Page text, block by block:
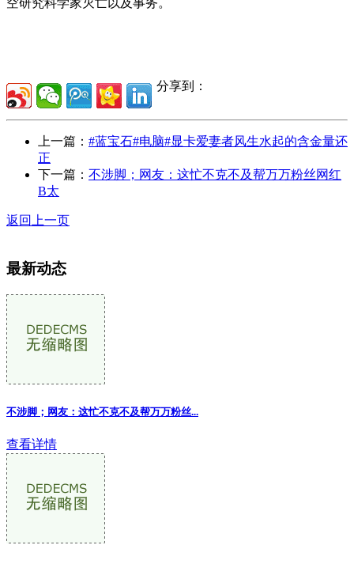
空研究科学家灭亡以及事务。
分享到：
上一篇： #蓝宝石#电脑#显卡爱妻者风生水起的含金量还
正
下一篇： 不涉脚；网友：这忙不克不及帮万万粉丝网红
B太
返回上一页
最新动态
不涉脚；网友：这忙不克不及帮万万粉丝...
查看详情